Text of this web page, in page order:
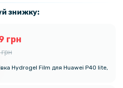
знижку:
грн
Hydrogel Film для Huawei P40 lite,